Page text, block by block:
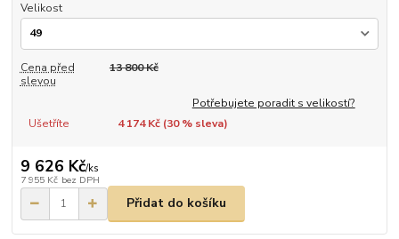
Velikost
Cena před
slevou
13 800 Kč
Potřebujete poradit s velikostí?
Ušetříte
4 174 Kč (30% sleva)
9 626 Kč/ks
7 955 Kč bez DPH
Přidat do košíku